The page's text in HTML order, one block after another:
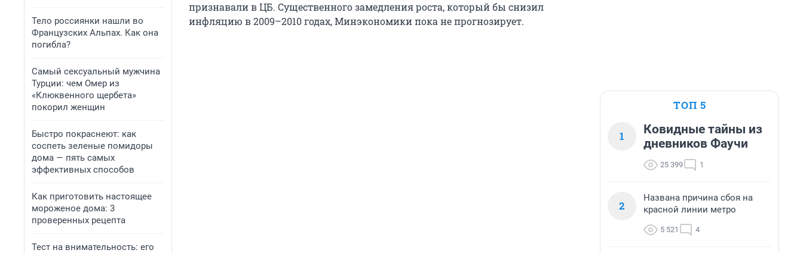
Тело россиянки нашли во
Французских Альпах. Как она
погибла?
Самый сексуальный мужчина
Турции: чем Омер из
«Клюквенного щербета»
покорил женщин
Быстро покраснеют: как
соспеть зеленые помидоры
дома — пять самых
эффективных способов
Как приготовить настоящее
мороженое дома: 3
проверенных рецепта
Тест на внимательность: его
признавали в ЦБ. Существенного замедления роста, который бы снизил
инфляцию в 2009–2010 годах, Минэкономики пока не прогнозирует.
ТОП 5
1
Ковидные тайны из
дневников Фаучи
25 399 1
2
Названа причина сбоя на
красной линии метро
5 521 4